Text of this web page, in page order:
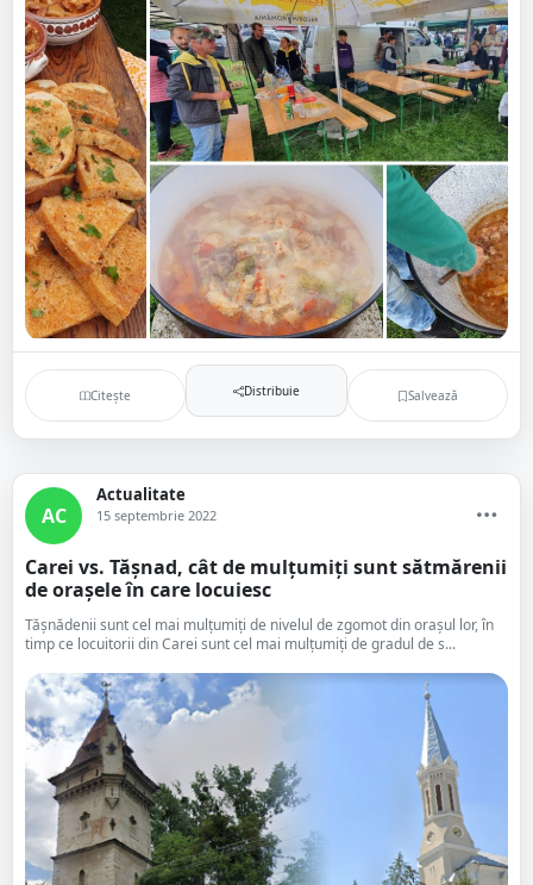
Citește Distribuie Salvează
AC
Actualitate
15 septembrie 2022
Carei vs. Tășnad, cât de mulțumiți sunt sătmărenii
de orașele în care locuiesc
Tășnădenii sunt cel mai mulțumiți de nivelul de zgomot din orașul lor, în
timp ce locuitorii din Carei sunt cel mai mulțumiți de gradul de s...